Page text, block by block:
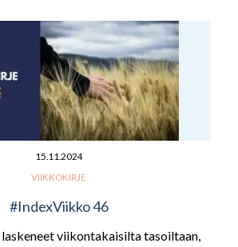
15.11.2024
VIIKKOKIRJE
#IndexViikko 46
viikontakaisilta tasoiltaan,